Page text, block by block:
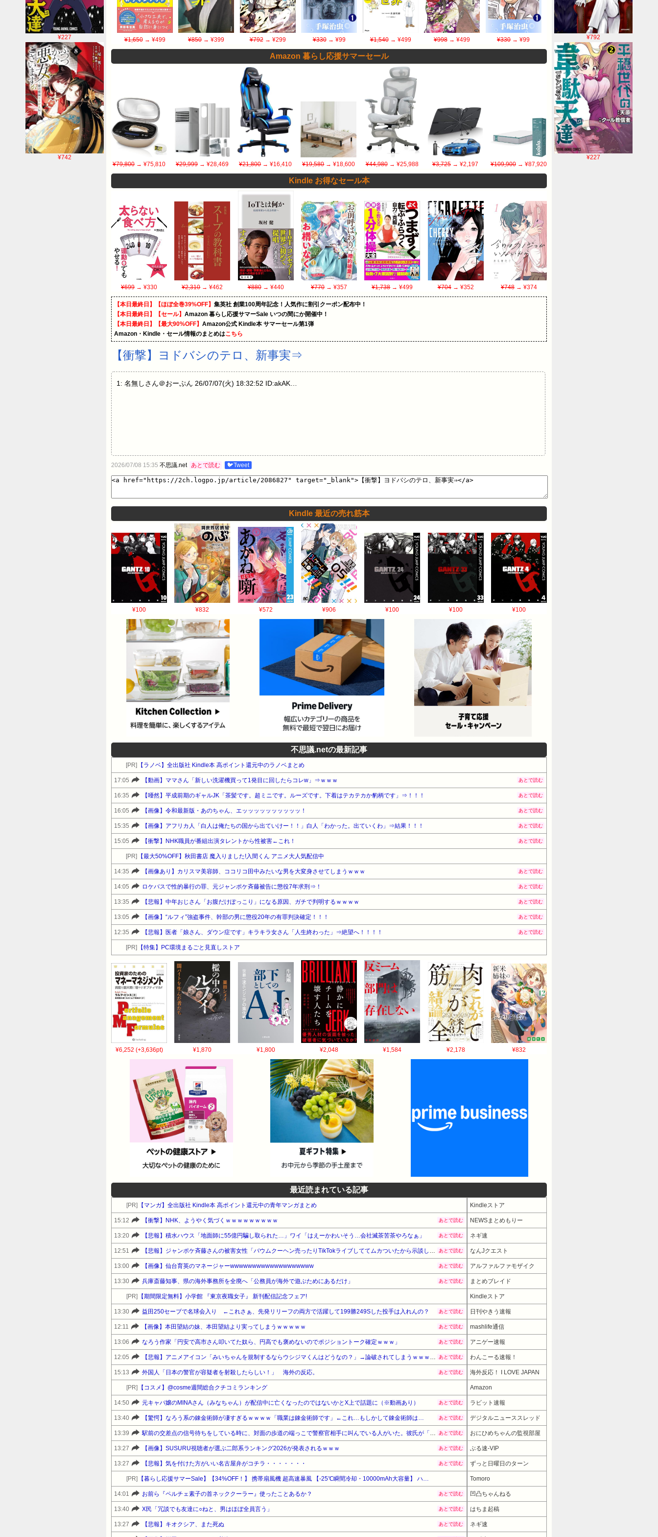
¥792
¥227
¥227
¥742
¥1,650→ ¥499 ¥850 → ¥399 ¥792→ ¥299 ¥330→ ¥99 ¥1,540→ ¥499 ¥998 → ¥499 ¥330 → ¥99
Amazon 暮らし応援サマーセール
¥79,800 → ¥75,810 ¥29,999→ ¥28,469 ¥21,800→ ¥16,410 ¥19,580→ ¥18,600 ¥44,980→ ¥25,988 ¥3,725→ ¥2,197 ¥109,900→ ¥87,920
Kindle お得なセール本
¥699 → ¥330 ¥2,310→ ¥462 ¥880→ ¥440 ¥770→ ¥357 ¥1,738→ ¥499 ¥704→ ¥352 ¥748→ ¥374
【本日最終日】【ほぼ全巻39%OFF】 集英社 創業100周年記念！人気作に割引クーポン配布中！
【本日最終日】【セール】 Amazon 暮らし応援サマーSale いつの間にか開催中！
【本日最終日】【最大90%OFF】 Amazon公式 Kindle本 サマーセール第1弾
Amazon・Kindle・セール情報のまとめはこちら
【衝撃】ヨドバシのテロ、新事実⇒
1: 名無しさん＠おーぷん 26/07/07(火) 18:32:52 ID:akAK…
2026/07/08 15:35 不思議.net あとで読む 🐦Tweet
Kindle 最近の売れ筋本
¥100 ¥832 ¥572 ¥906 ¥100 ¥100 ¥100
不思議.netの最新記事
[PR] 【ラノベ】全出版社 Kindle本 高ポイント還元中のラノベまとめ
17:05 【動画】ママさん「新しい洗濯機買って1発目に回したらコレw」⇒ｗｗｗ あとで読む
16:35 【唖然】平成前期のギャルJK「茶髪です。超ミニです。ルーズです。下着はテカテカか豹柄です」⇒！！！ あとで読む
16:05 【画像】令和最新版・あのちゃん、エッッッッッッッッッッ！ あとで読む
15:35 【画像】アフリカ人「白人は俺たちの国から出ていけー！！」白人「わかった。出ていくわ」⇒結果！！！ あとで読む
15:05 【衝撃】NHK職員が番組出演タレントから性被害←これ！ あとで読む
[PR] 【最大50%OFF】秋田書店 魔入りました!入間くん アニメ大人気配信中
14:35 【画像あり】カリスマ美容師、ココリコ田中みたいな男を大変身させてしまうｗｗｗ あとで読む
14:05 ロケバスで性的暴行の罪、元ジャンポケ斉藤被告に懲役7年求刑⇒！ あとで読む
13:35 【悲報】中年おじさん「お腹だけぽっこり」になる原因、ガチで判明するｗｗｗｗ あとで読む
13:05 【画像】“ルフィ”強盗事件、幹部の男に懲役20年の有罪判決確定！！！ あとで読む
12:35 【悲報】医者「娘さん、ダウン症です」キラキラ女さん「人生終わった」⇒絶望へ！！！！ あとで読む
[PR] 【特集】PC環境まるごと見直しストア
¥6,252 (+3,636pt) ¥1,870 ¥1,800 ¥2,048 ¥1,584 ¥2,178 ¥832
最近読まれている記事
[PR] 【マンガ】全出版社 Kindle本 高ポイント還元中の青年マンガまとめ Kindleストア
15:12 【衝撃】NHK、ようやく気づくｗｗｗｗｗｗｗｗｗ あとで読む NEWSまとめもりー
13:20 【悲報】積水ハウス「地面師に55億円騙し取られた…」ワイ「はえーかわいそう…会社滅茶苦茶やろなぁ」 あとで読む ネギ速
12:51 【悲報】ジャンポケ斉藤さんの被害女性「バウムクーヘン売ったりTikTokライブしててムカついたから示談しなかった」・・・・・・・・・ あとで読む なんJクエスト
13:00 【画像】仙台育英のマネージャーwwwwwwwwwwwwwwwwwww あとで読む アルファルファモザイク
13:30 兵庫斎藤知事、県の海外事務所を全廃へ「公務員が海外で遊ぶためにあるだけ」 あとで読む まとめブレイド
[PR] 【期間限定無料】小学館 『東京夜職女子』 新刊配信記念フェア! Kindleストア
13:30 益田250セーブで名球会入り ←これさぁ、先発リリーフの両方で活躍して199勝249Sした投手は入れんの？ あとで読む 日刊やきう速報
12:11 【画像】本田望結の妹、本田望結より実ってしまうｗｗｗｗｗ あとで読む mashlife通信
13:06 なろう作家「円安で高市さん叩いてた奴ら、円高でも褒めないのでポジショントーク確定ｗｗｗ」 あとで読む アニゲー速報
12:05 【悲報】アニメアイコン「みいちゃんを規制するならウシジマくんはどうなの？」→論破されてしまうｗｗｗｗｗ あとで読む わんこーる速報！
15:13 外国人「日本の警官が容疑者を射殺したらしい！」 海外の反応。 あとで読む 海外反応！ I LOVE JAPAN
[PR] 【コスメ】@cosme週間総合クチコミランキング Amazon
14:50 元キャバ嬢のMINAさん（みなちゃん）が配信中に亡くなったのではないかとX上で話題に（※動画あり） あとで読む ラビット速報
13:40 【驚愕】なろう系の錬金術師が凄すぎるｗｗｗｗ「職業は錬金術師です」←これ…もしかして錬金術師は… あとで読む デジタルニューススレッド
13:39 駅前の交差点の信号待ちをしている時に、対面の歩道の端っこで警察官相手に叫んでいる人がいた。彼氏が「怖いから遠回りしよう」って本気で怖そうな顔で言っていて… あとで読む おにひめちゃんの監視部屋
13:27 【画像】SUSURU視聴者が選ぶ二郎系ランキング2026が発表されるｗｗｗ あとで読む ぶる速-VIP
13:27 【悲報】気を付けた方がいい名古屋弁がコチラ・・・・・・・ あとで読む ずっと日曜日のターン
[PR] 【暮らし応援サマーSale】【34%OFF！】 携帯扇風機 超高速暴風 【-25℃瞬間冷却・10000mAh大容量】 ハンディファン 冷却プレート付き 100段階風力調節 手持ち/首掛け/卓上/吊り下げ4way 7枚羽根 強力 USB充電式 手持ち扇風機 24時間持続 90°角度調整 ネックストラップ付き LED残量表示 軽量 小型 ミニファン 熱中症対策 暑さ対策 コンパクト 静音 アウトドア オフィス 父の日 ギフト (ダークグレー) Tomoro
14:01 お前ら『ペルチェ素子の首ネッククーラー』使ったことあるか？ あとで読む 凹凸ちゃんねる
13:40 X民「冗談でも友達に○ねと、男はほぼ全員言う」 あとで読む はちま起稿
13:27 【悲報】キオクシア、また死ぬ あとで読む ネギ速